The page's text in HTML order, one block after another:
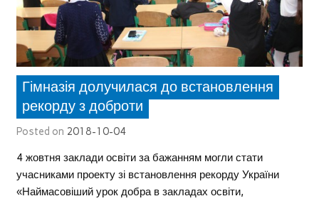
Гімназія долучилася до встановлення
рекорду з доброти
Posted on 2018-10-04
4 жовтня заклади освіти за бажанням могли стати
учасниками проекту зі встановлення рекорду України
«Наймасовіший урок добра в закладах освіти,